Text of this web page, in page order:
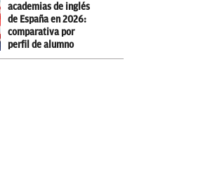
academias de inglés
de España en 2026:
comparativa por
perfil de alumno